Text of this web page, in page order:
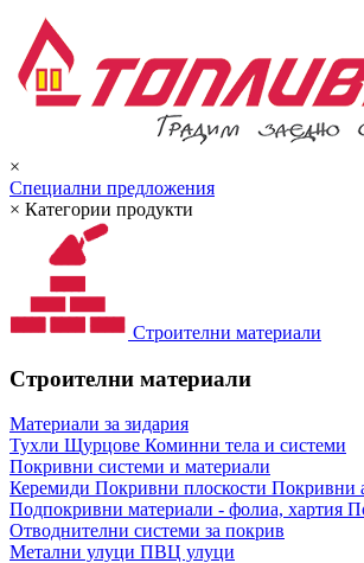
×
Специални предложения
× Категории продукти
Строителни материали
Строителни материали
Материали за зидария
Тухли Щурцове Коминни тела и системи
Покривни системи и материали
Керемиди Покривни плоскости Покривни
Подпокривни материали - фолиа, хартия
Отводнителни системи за покрив
Метални улуци ПВЦ улуци